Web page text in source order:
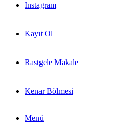
Instagram
Kayıt Ol
Rastgele Makale
Kenar Bölmesi
Menü